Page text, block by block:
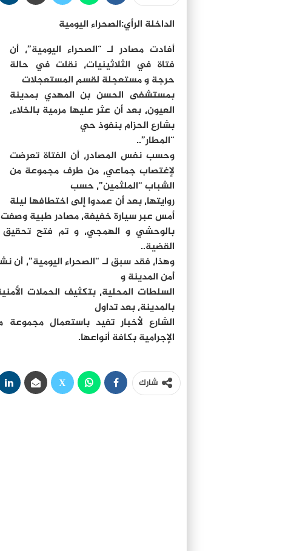
الداخلة الرأي:الصحراء اليومية
أفادت مصادر لـ “الصحراء اليومية”٬ أن
فتاة في الثلاثينيات٬ نقلت في حالة
حرجة و مستعجلة لقسم المستعجلات
بمستشفى الحسن بن المهدي بمدينة
العيون٬ بعد أن عثر عليها مرمية بالخلاء٬
بشارع الحزام بنفوذ حي
“المطار”..
وحسب نفس المصادر٬ أن الفتاة تعرضت
لإغتصاب جماعي٬ من طرف مجموعة من
الشباب “الملثمين”٬ حسب
روايتها٬ بعد أن عمدوا إلى اختطافها ليلة
أمس عبر سيارة خفيفة٬ مصادر طبية وصفت حالة الاعتداء الجنسي
بالوحشي و الهمجي٬ و
القضية..
أمن المدينة و
بالمدينة٬ بعد تداول
الشارع لأخبار تفيد باستعمال
الإجرامية بكافة أنواعها.
شارك